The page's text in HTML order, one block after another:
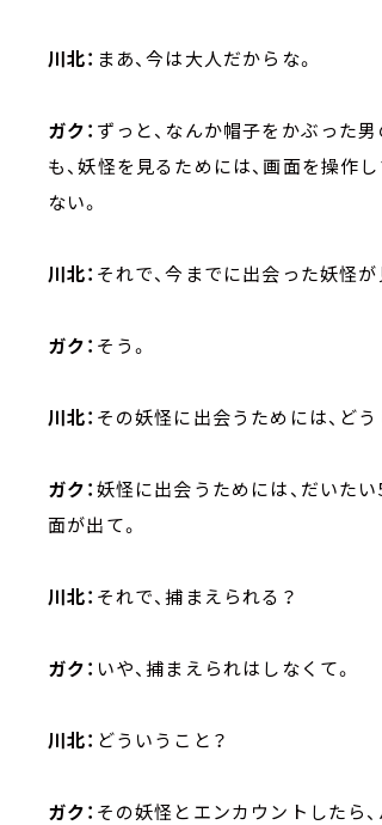
川北： まあ、今は大人だからな。
ガク： ずっと、なんか帽子をかぶった
も、妖怪を見るためには、画面を操作
ない。
川北： それで、今までに出会った妖怪
ガク： そう。
川北： その妖怪に出会うためには、ど
ガク：妖怪に出会うためには、だいた
面が出て。
川北： それで、捕まえられる？
ガク： いや、捕まえられはしなくて。
川北： どういうこと？
ガク： その妖怪とエンカウントしたら